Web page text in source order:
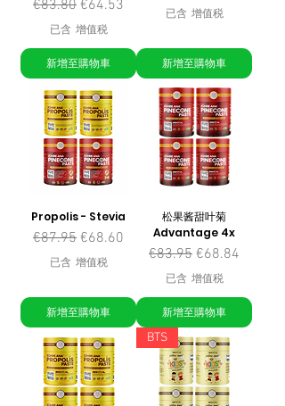
一般價格
€83.80 促銷價格
€64.53
已含 增值税
新增至購物車
已含 增值税
新增至購物車
Propolis - Stevia
一般價格
€87.95 促銷價格
€68.60
已含 增值税
新增至購物車
松果酱甜叶菊
Advantage 4x
一般價格
€83.95 促銷價格
€68.84
已含 增值税
新增至購物車
BTS